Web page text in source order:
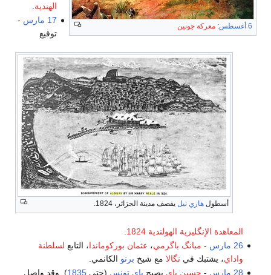
6 أغسطس : معركة جونين
أسطول هاري نيل يقصف مدينة الجزائر، 1824.
الهندية
17 مارس
-
توقيع
المعاهدة الإنگليزية الهولندية 1824
26 مارس
- مبانگ باگرمي، عثمان بوركوماندا، التابع لسلطنة
واداي، يشتبك في نگالا مع شيخ برنو الكانمي.
28 مارس
- حسين باي يصبح باي تونس (حتى1835). وقد واصل